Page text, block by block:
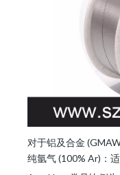
对于铝及合金
纯氩气 (100% Ar)：